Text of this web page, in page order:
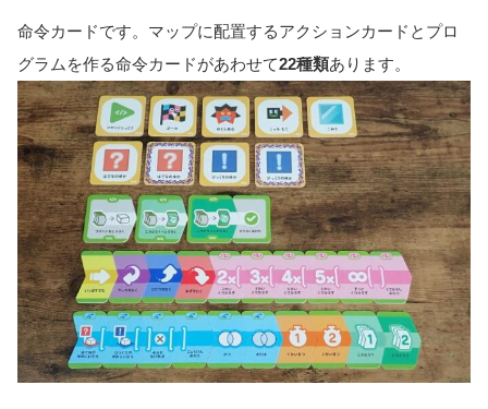
命令カードです。マップに配置するアクションカードとプロ
グラムを作る命令カードがあわせて22種類あります。